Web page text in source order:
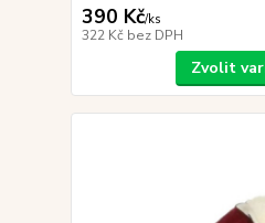
390 Kč/ks
322 Kč bez DPH
Zvolit